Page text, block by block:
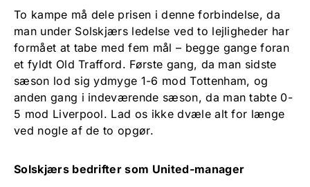
To kampe må dele prisen i denne forbindelse, da
man under Solskjærs ledelse ved to lejligheder har
formået at tabe med fem mål – begge gange foran
et fyldt Old Trafford. Første gang, da man sidste
sæson lod sig ydmyge 1-6 mod Tottenham, og
anden gang i indeværende sæson, da man tabte 0-
5 mod Liverpool. Lad os ikke dvæle alt for længe
ved nogle af de to opgør.
Solskjærs bedrifter som United-manager